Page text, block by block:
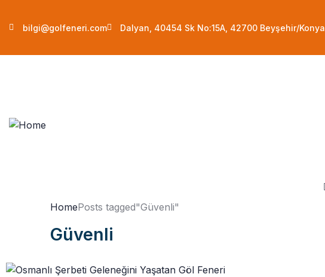
bilgi@golfeneri.com Dalyan, 40454 Sk No:15A, 42700 Beyşehir/Konya
HomePosts tagged"Güvenli"
Güvenli